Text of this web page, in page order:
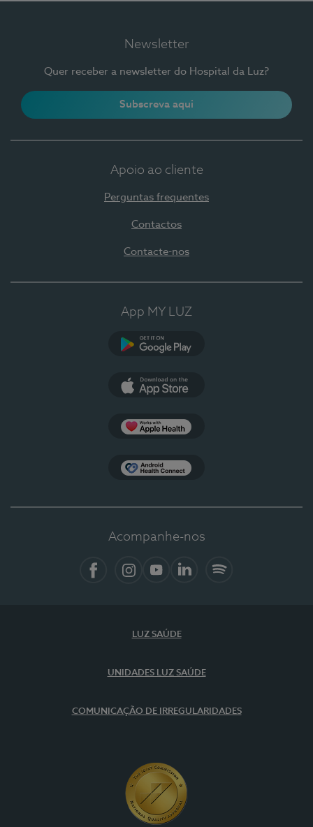
Newsletter
Quer receber a newsletter do Hospital da Luz?
Subscreva aqui
Apoio ao cliente
Perguntas frequentes
Contactos
Contacte-nos
App MY LUZ
Acompanhe-nos
LUZ SAÚDE
UNIDADES LUZ SAÚDE
COMUNICAÇÃO DE IRREGULARIDADES